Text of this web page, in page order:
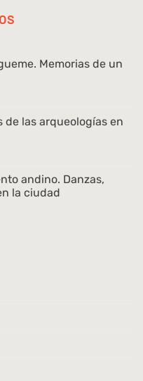
Memorias de un
de las arqueologías en
andino. Danzas,
la ciudad